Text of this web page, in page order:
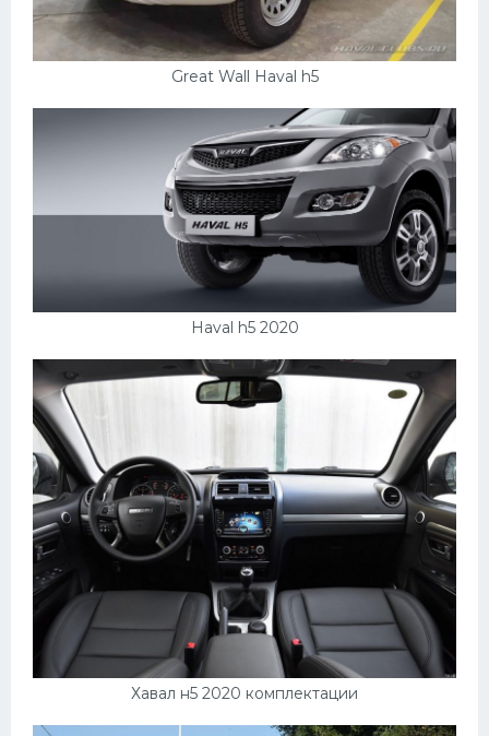
Great Wall Haval h5
Haval h5 2020
Хавал н5 2020 комплектации